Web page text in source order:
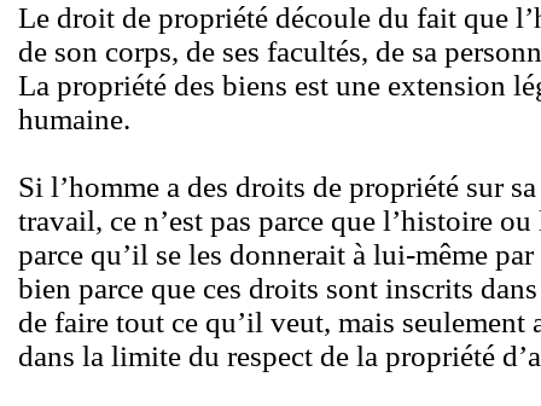
Le droit de propriété découle du fait que
de son corps, de ses facultés, de sa
La propriété des biens est une extension
humaine.
Si l’homme a des droits de propriété sur
travail, ce n’est pas parce que l’histoire
parce qu’il se les donnerait à lui-même
bien parce que ces droits sont inscrits
de faire tout ce qu’il veut, mais
dans la limite du respect de la propriété